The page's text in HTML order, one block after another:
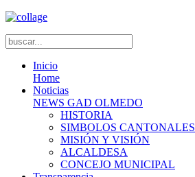
Inicio
Home
Noticias
NEWS GAD OLMEDO
HISTORIA
SIMBOLOS CANTONALES
MISIÓN Y VISIÓN
ALCALDESA
CONCEJO MUNICIPAL